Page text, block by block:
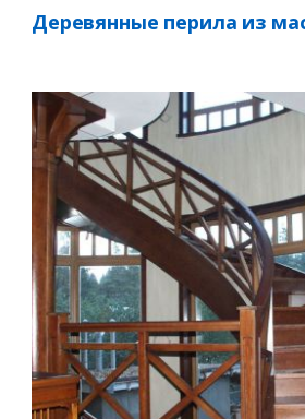
Деревянные перила из